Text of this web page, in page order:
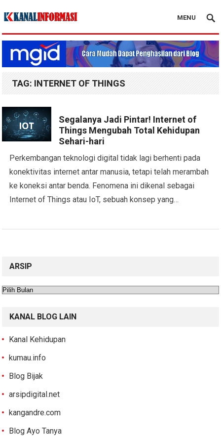
Blog Kanal Info
MENU
TAG: INTERNET OF THINGS
Segalanya Jadi Pintar! Internet of
Things Mengubah Total Kehidupan
Sehari-hari
Perkembangan teknologi digital tidak lagi berhenti pada
konektivitas internet antar manusia, tetapi telah merambah
ke koneksi antar benda. Fenomena ini dikenal sebagai
Internet of Things atau IoT, sebuah konsep yang…
ARSIP
Arsip
KANAL BLOG LAIN
Kanal Kehidupan
kumau.info
Blog Bijak
arsipdigital.net
kangandre.com
Blog Ayo Tanya